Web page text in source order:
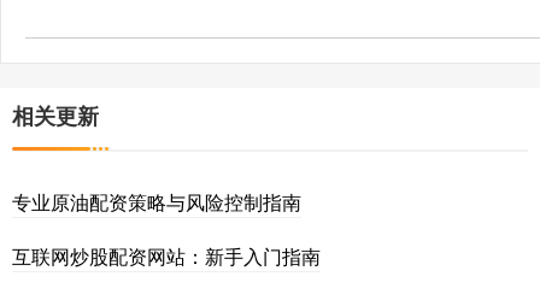
相关更新
专业原油配资策略与风险控制指南
互联网炒股配资网站：新手入门指南